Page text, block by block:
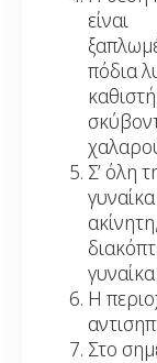
είναι
πόδια
Σ’ όλη
Η
Στο